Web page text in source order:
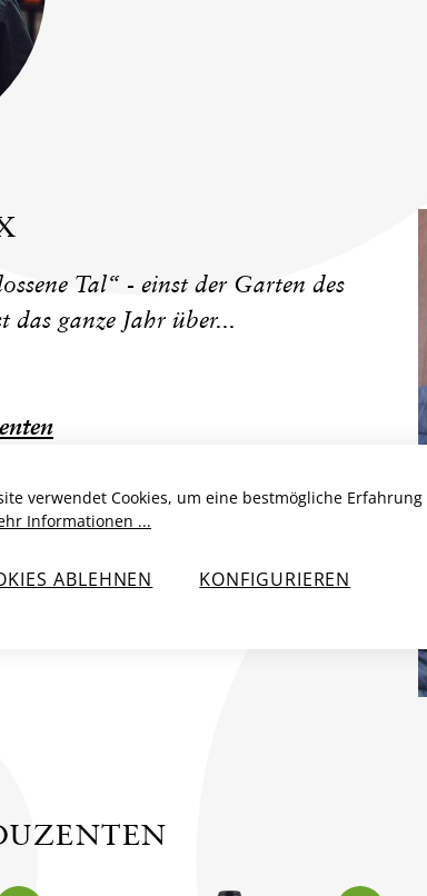
Tal“ - einst der Garten des
ganze Jahr über...
verwendet Cookies, um eine bestmögliche
Informationen ...
ABLEHNEN KONFIGURIEREN